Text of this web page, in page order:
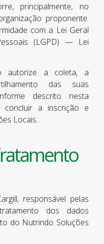
principalmente, no
proponente.
com a Lei Geral
(LGPD) — Lei
autorize a coleta, a
das suas
descrito nesta
concluir a inscrição e
Locais.
responsável pelas
dos dados
do Nutrindo Soluções